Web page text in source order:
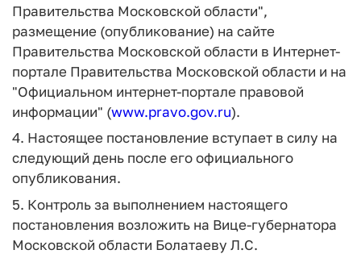
Правительства Московской области",
размещение (опубликование) на сайте
Правительства Московской области в Интернет-
портале Правительства Московской области и на
"Официальном интернет-портале правовой
информации" (www.pravo.gov.ru).
4. Настоящее постановление вступает в силу на
следующий день после его официального
опубликования.
5. Контроль за выполнением настоящего
постановления возложить на Вице-губернатора
Московской области Болатаеву Л.C.